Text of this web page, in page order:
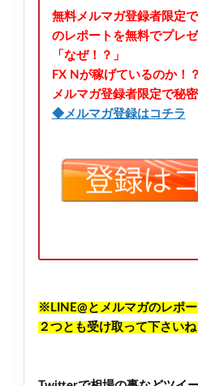
無料メルマガ登録者限定
のレポートを無料でプレ
「なぜ！？」
FX Nが稼げているのか！？
メルマガ登録者限定で秘
◆メルマガ登録はコチラ
※LINE@とメルマガのレポー
２つとも受け取って下さいね